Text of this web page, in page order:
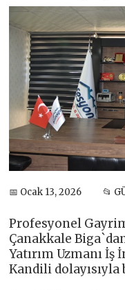
📅 Ocak 13, 2026 📂
Profesyonel
Çanakkale
Yatırım Uzmanı
Kandili dolayısıyla